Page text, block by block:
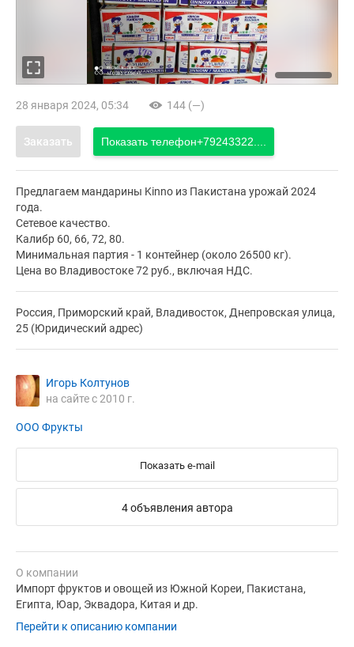
28 января 2024, 05:34 144 (—)
Заказать Показать телефон+79243322....
Предлагаем мандарины Kinno из Пакистана урожай 2024
года.
Сетевое качество.
Калибр 60, 66, 72, 80.
Минимальная партия - 1 контейнер (около 26500 кг).
Цена во Владивостоке 72 руб., включая НДС.
Россия, Приморский край, Владивосток, Днепровская улица,
25 (Юридический адрес)
Игорь Колтунов
на сайте с 2010 г.
ООО Фрукты
Показать e-mail
4 объявления автора
О компании
Импорт фруктов и овощей из Южной Кореи, Пакистана,
Египта, Юар, Эквадора, Китая и др.
Перейти к описанию компании